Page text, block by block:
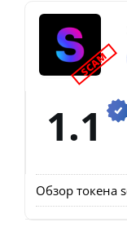
SCAM
1.1
Обзор токена